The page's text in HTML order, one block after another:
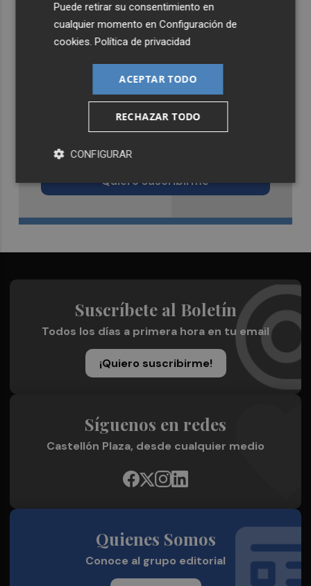
Recibe toda la actualidad de
Castellón Plaza en tu correo
Quiero suscribirme
Suscríbete al Boletín
Todos los días a primera hora en tu email
¡Quiero suscribirme!
Síguenos en redes
Castellón Plaza, desde cualquier medio
Quienes Somos
Conoce al grupo editorial
Puede retirar su consentimiento en
cualquier momento enConfiguración de
cookies.Política de privacidad
ACEPTAR TODO
RECHAZAR TODO
CONFIGURAR